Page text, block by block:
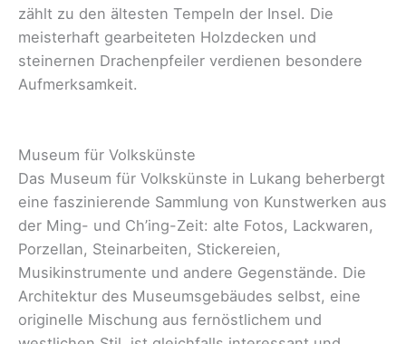
zählt zu den ältesten Tempeln der Insel. Die
meisterhaft gearbeiteten Holzdecken und
steinernen Drachenpfeiler verdienen besondere
Aufmerksamkeit.
Museum für Volkskünste
Das Museum für Volkskünste in Lukang beherbergt
eine faszinierende Sammlung von Kunstwerken aus
der Ming- und Ch’ing-Zeit: alte Fotos, Lackwaren,
Porzellan, Steinarbeiten, Stickereien,
Musikinstrumente und andere Gegenstände. Die
Architektur des Museumsgebäudes selbst, eine
originelle Mischung aus fernöstlichem und